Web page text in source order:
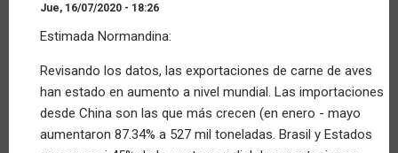
Jue, 16/07/2020 - 18:26
respuesta
En
ningún
comentario
por
Estimada Normandina:
Revisando los datos, las exportaciones de carne de aves
han estado en aumento a nivel mundial. Las importaciones
desde China son las que más crecen (en enero - mayo
aumentaron 87.34% a 527 mil toneladas. Brasil y Estados